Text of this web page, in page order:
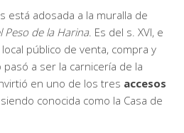
está adosada a la muralla de
Peso de la Harina. Es del s. XVI, e
público de venta, compra y
pasó a ser la carnicería de la
en uno de los tres accesos
conocida como la Casa de